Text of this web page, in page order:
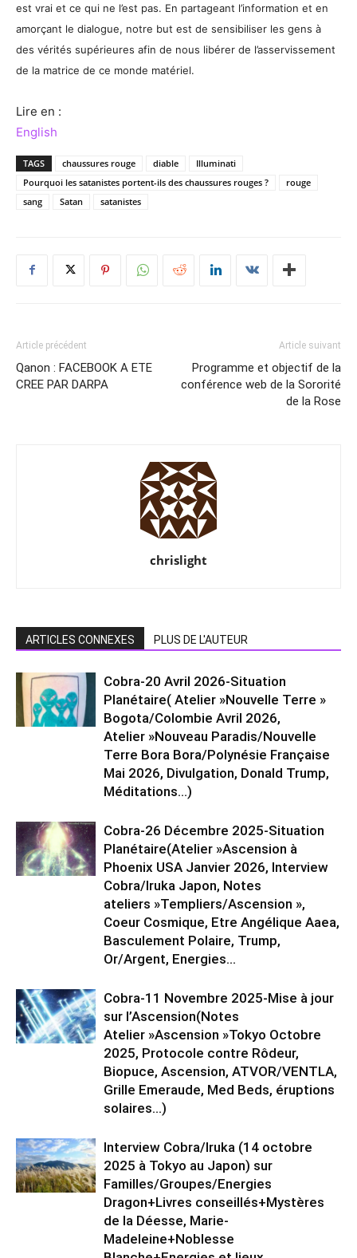
est vrai et ce qui ne l’est pas. En partageant l’information et en
amorçant le dialogue, notre but est de sensibiliser les gens à
des vérités supérieures afin de nous libérer de l’asservissement
de la matrice de ce monde matériel.
Lire en :
English
TAGS chaussures rouge diable
Illuminati
Pourquoi les satanistes portent-ils des chaussures rouges ?
rouge
sang
Satan satanistes
Article précédent
Qanon : FACEBOOK A ETE
CREE PAR DARPA
Article suivant
Programme et objectif de la
conférence web de la Sororité
de la Rose
chrislight
ARTICLES CONNEXES PLUS DE L'AUTEUR
Cobra-20 Avril 2026-Situation
Planétaire( Atelier »Nouvelle Terre »
Bogota/Colombie Avril 2026,
Atelier »Nouveau Paradis/Nouvelle
Terre Bora Bora/Polynésie Française
Mai 2026, Divulgation, Donald Trump,
Méditations…)
Cobra-26 Décembre 2025-Situation
Planétaire(Atelier »Ascension à
Phoenix USA Janvier 2026, Interview
Cobra/Iruka Japon, Notes
ateliers »Templiers/Ascension »,
Coeur Cosmique, Etre Angélique Aaea,
Basculement Polaire, Trump,
Or/Argent, Energies...
Cobra-11 Novembre 2025-Mise à jour
sur l’Ascension(Notes
Atelier »Ascension »Tokyo Octobre
2025, Protocole contre Rôdeur,
Biopuce, Ascension, ATVOR/VENTLA,
Grille Emeraude, Med Beds, éruptions
solaires…)
Interview Cobra/Iruka (14 octobre
2025 à Tokyo au Japon) sur
Familles/Groupes/Energies
Dragon+Livres conseillés+Mystères
de la Déesse, Marie-
Madeleine+Noblesse